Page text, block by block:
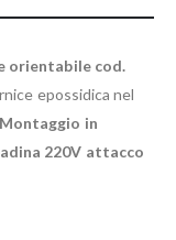
orientabile cod.
epossidica nel
Montaggio in
220V attacco